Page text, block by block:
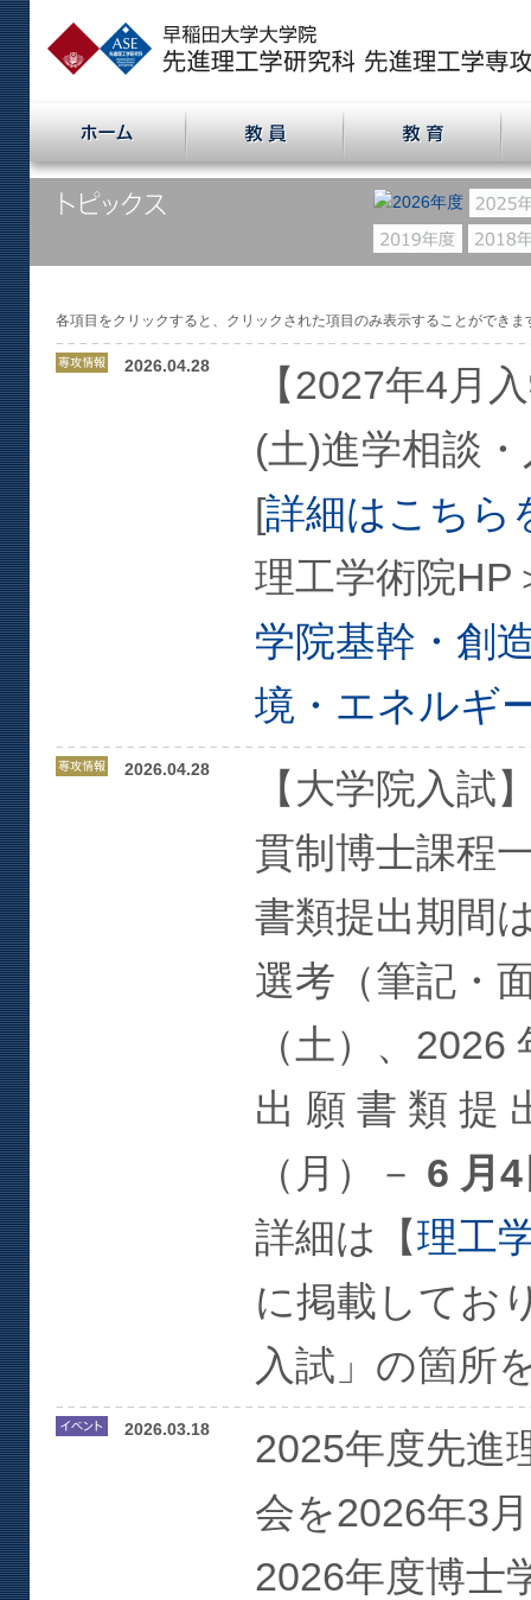
各項目をクリックすると、クリックされた項目のみ表示することができま
2026.04.28
【2027年4月
(土)進学相談
[詳細はこちら
理工学術院HP
学院基幹・創
境・エネルギ
2026.04.28
【大学院入試
貫制博士課程
書類提出期間
選考（筆記・
（土）、
出 願 書 類 提
（月）－ 6 月
詳細は【理工
に掲載してお
入試」の箇所
2026.03.18
2025年度先進
会を2026年3
2026年度博士